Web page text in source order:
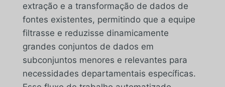
extração e a transformação de dados de
fontes existentes, permitindo que a equipe
filtrasse e reduzisse dinamicamente
grandes conjuntos de dados em
subconjuntos menores e relevantes para
necessidades departamentais específicas.